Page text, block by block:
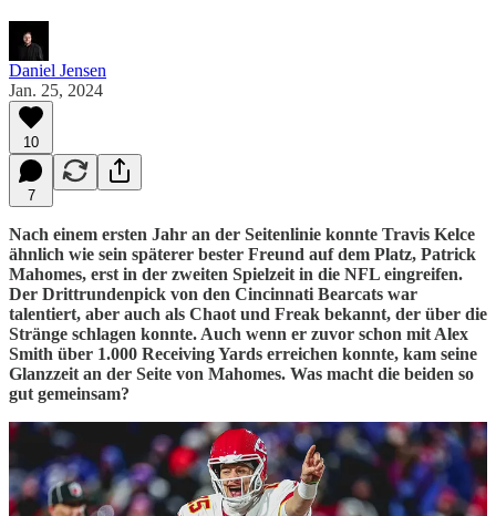
Daniel Jensen
Jan. 25, 2024
10
7
Nach einem ersten Jahr an der Seitenlinie konnte Travis Kelce
ähnlich wie sein späterer bester Freund auf dem Platz, Patrick
Mahomes, erst in der zweiten Spielzeit in die NFL eingreifen.
Der Drittrundenpick von den Cincinnati Bearcats war
talentiert, aber auch als Chaot und Freak bekannt, der über die
Stränge schlagen konnte. Auch wenn er zuvor schon mit Alex
Smith über 1.000 Receiving Yards erreichen konnte, kam seine
Glanzzeit an der Seite von Mahomes. Was macht die beiden so
gut gemeinsam?